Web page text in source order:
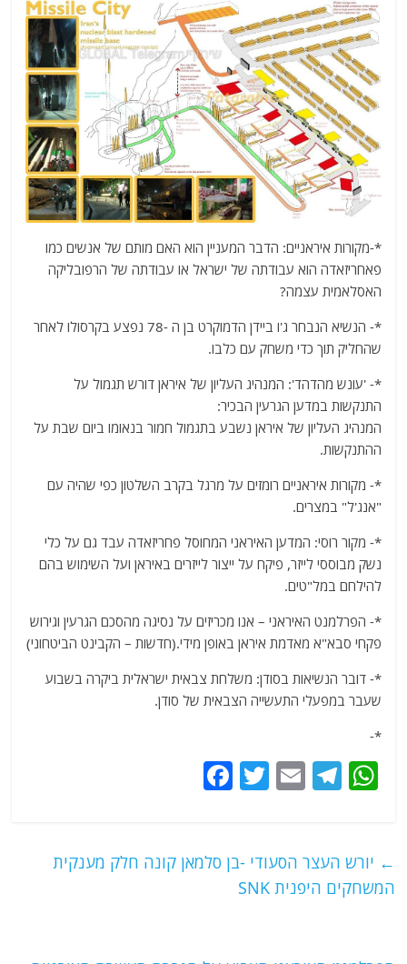
*-מקורות איראניים: הדבר המעניין הוא האם מותם של אנשים כמו
פאחריזאדה הוא עבודתה של ישראל או עבודתה של הרפובליקה
האסלאמית עצמה?
*- הנשיא הנבחר ג'ו ביידן הדמוקרט בן ה -78 נפצע בקרסולו לאחר
שהחליק תוך כדי משחק עם כלבו.
*- 'עונש מהדהד': המנהיג העליון של איראן דורש תגמול על
התנקשות במדען הגרעין הבכיר:
המנהיג העליון של איראן נשבע בתגמול חמור בנאומו ביום שבת על
ההתנקשות.
*- מקורות איראניים רומזים על מרגל בקרב השלטון כפי שהיה עם
"אנג'ל" במצרים.
*- מקור רוסי: המדען האיראני המחוסל פחריזאדה עבד גם על כלי
נשק מבוססי לייזר, פיקח על ייצור לייזרים באיראן ועל השימוש בהם
להילחם במל"טים.
*- הפרלמנט האיראני – אנו מכריזים על נסיגה מהסכם הגרעין וגירוש
פקחי סבא"א מאדמת איראן באופן מידי.(חדשות – הקבינט הביטחוני)
*- דובר הנשיאות בסודן: משלחת צבאית ישראלית ביקרה בשבוע
שעבר במפעלי התעשייה הצבאית של סודן.
*-
W
s
A
T
g
ra
E
l
T
er
e ← יורש העצר הסעודי -בן סלמאן קונה חלק מענקית
המשחקים היפנית SNK